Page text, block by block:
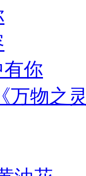
你
万物之